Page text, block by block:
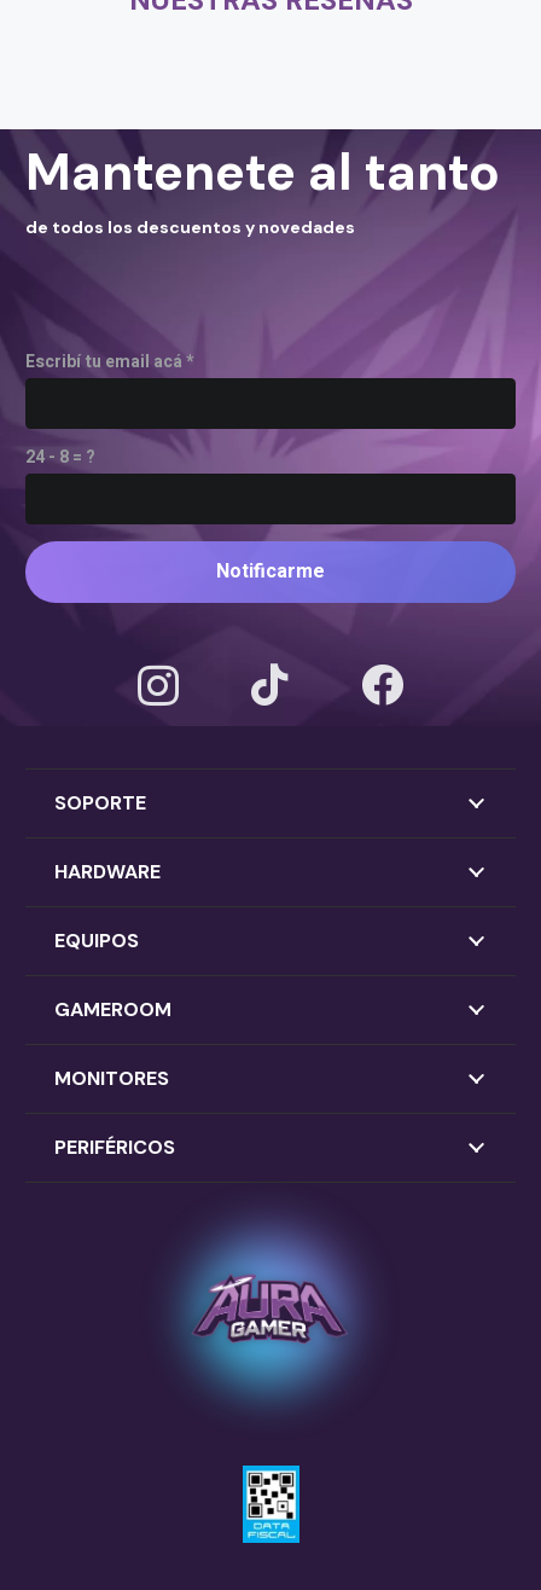
Mantenete al tanto
de todos los descuentos y novedades
Escribí tu email acá *
24 - 8 = ?
Notificarme
SOPORTE
HARDWARE
EQUIPOS
GAMEROOM
MONITORES
PERIFÉRICOS